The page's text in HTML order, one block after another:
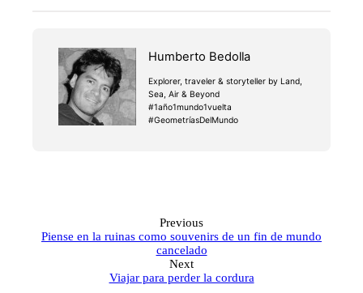
Humberto Bedolla
Explorer, traveler & storyteller by Land,
Sea, Air & Beyond
#1año1mundo1vuelta
#GeometríasDelMundo
Previous
Piense en la ruinas como souvenirs de un fin de mundo
cancelado
Next
Viajar para perder la cordura